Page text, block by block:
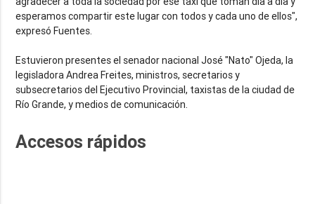
esperamos compartir este lugar con todos y cada uno de ellos",
expresó Fuentes.
Estuvieron presentes el senador nacional José "Nato" Ojeda, la
legisladora Andrea Freites, ministros, secretarios y
subsecretarios del Ejecutivo Provincial, taxistas de la ciudad de
Río Grande, y medios de comunicación.
Accesos rápidos